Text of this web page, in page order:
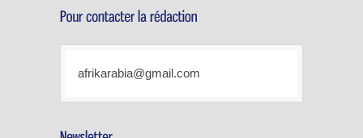
afrikarabia@gmail.com